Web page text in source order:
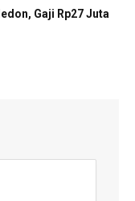
Gaji Rp27 Juta